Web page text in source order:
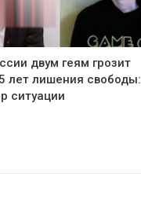
двум геям грозит
лет лишения свободы:
ситуации